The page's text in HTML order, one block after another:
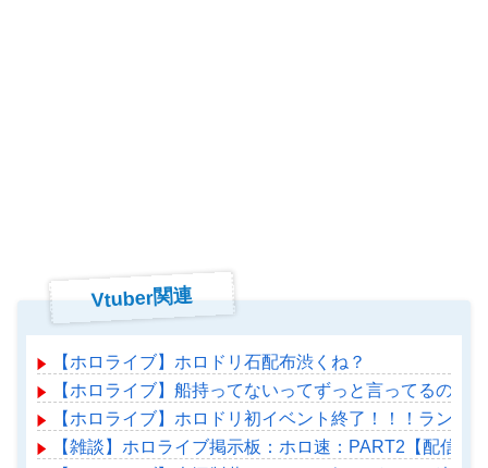
Vtuber関連
【ホロライブ】ホロドリ石配布渋くね？
【ホロライブ】船持ってないってずっと言ってるのに
【ホロライブ】ホロドリ初イベント終了！！！ランキ
【雑談】ホロライブ掲示板：ホロ速：PART2【配信実